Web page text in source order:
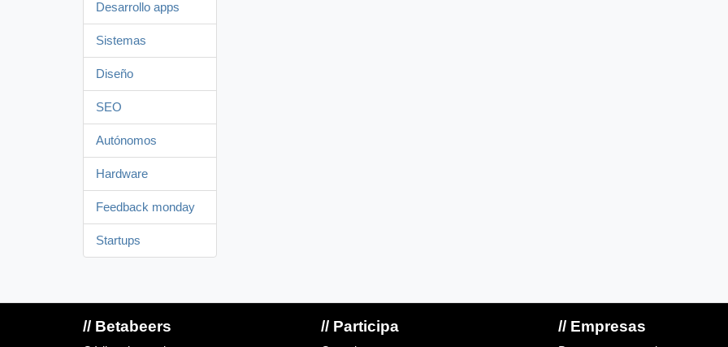
Desarrollo apps
Sistemas
Diseño
SEO
Autónomos
Hardware
Feedback monday
Startups
// Betabeers // Participa // Empresas